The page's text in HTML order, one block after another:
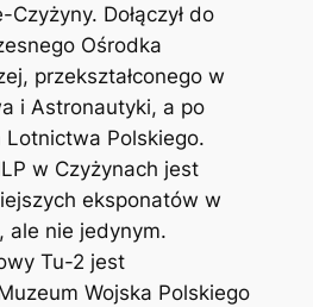
Dołączył do
Ośrodka
przekształconego w
i Astronautyki, a po
Polskiego.
w Czyżynach jest
eksponatów w
ale nie jedynym.
Tu-2 jest
Wojska Polskiego